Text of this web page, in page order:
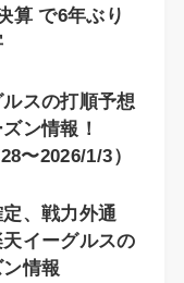
算 で6年ぶり
スの打順予想
ン情報！
〜2026/1/3）
、戦力外通
イーグルスの
情報